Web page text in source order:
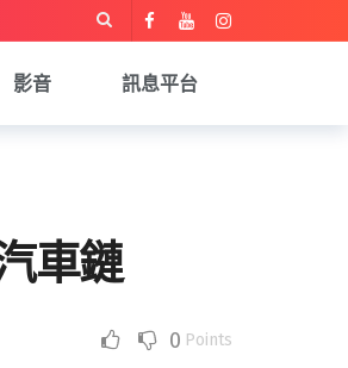
影音 訊息平台
車鏈
0 Points